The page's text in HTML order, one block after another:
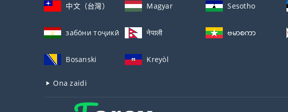
中文（台灣） Magyar Sesotho
забо́ни тоҷикӣ́ नेपाली ဗမာစကာ
Bosanski Kreyòl
Ona zaidi